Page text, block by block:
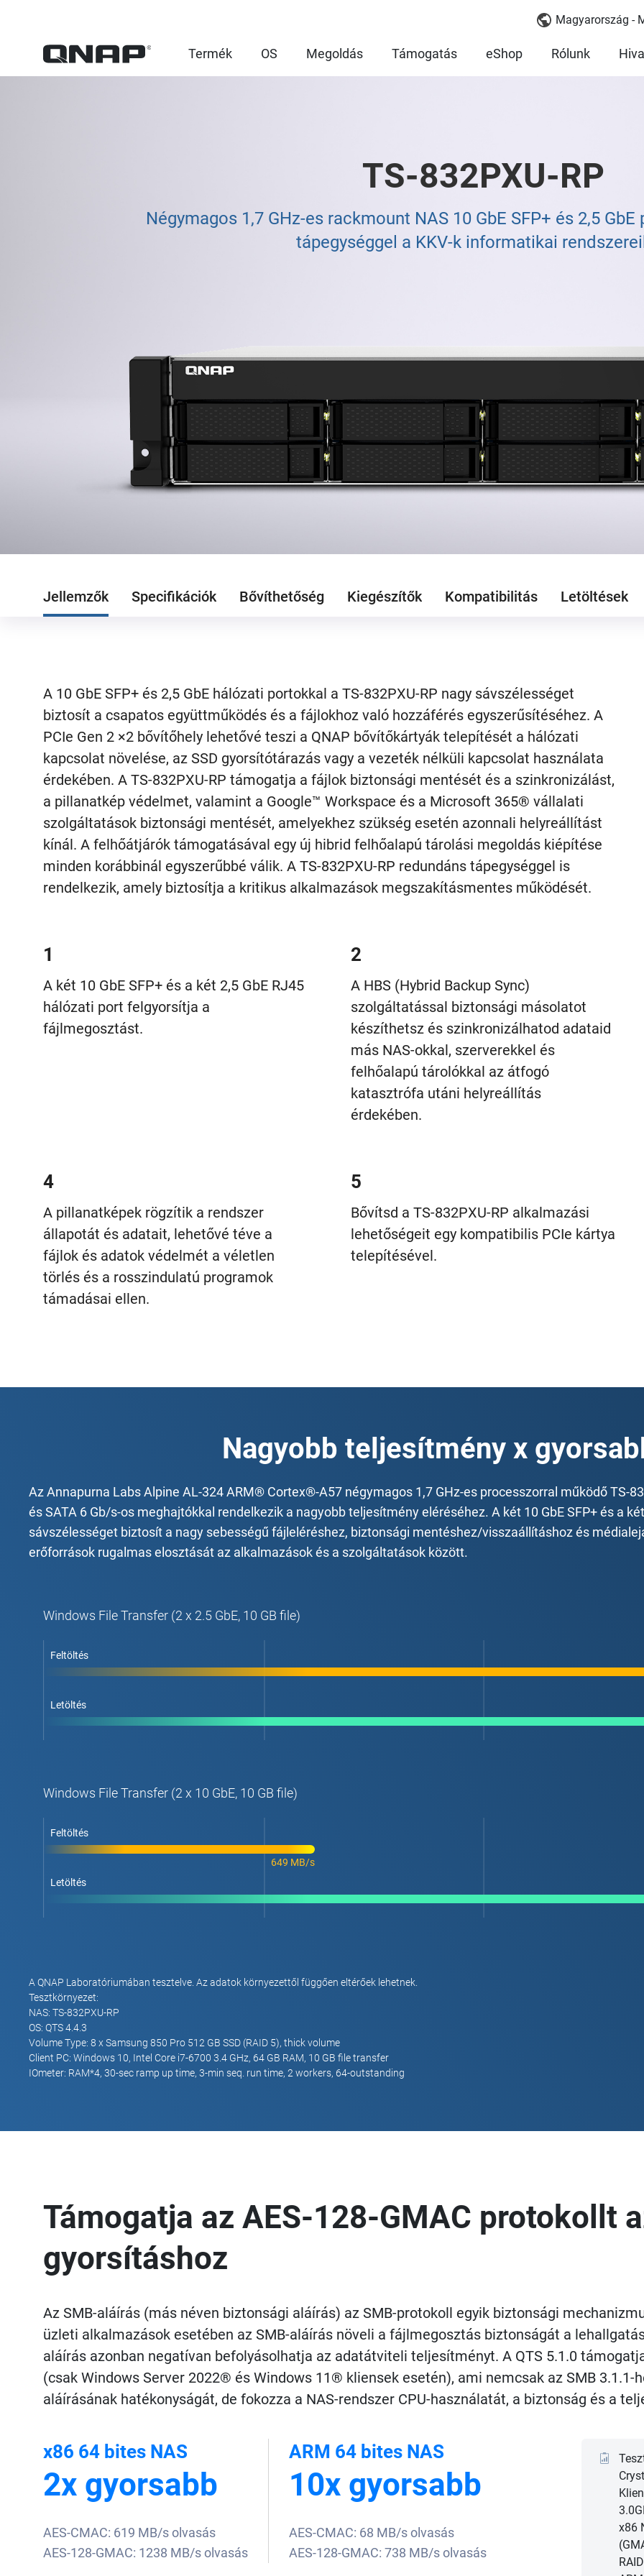
Magyarország -
Termék OS Megoldás Támogatás eShop Rólunk
TS-832PXU-RP
Négymagos 1,7 GHz-es rackmount NAS 10 GbE SFP+ és 2,5
tápegységgel a KKV-k informatikai
Jellemzők Specifikációk Bővíthetőség Kiegészítők Kompatibilitás Letöltések
A 10 GbE SFP+ és 2,5 GbE hálózati portokkal a TS-832PXU-RP nagy sávszélességet
biztosít a csapatos együttműködés és a fájlokhoz való hozzáférés egyszerűsítéséhez. A
PCIe Gen 2 ×2 bővítőhely lehetővé teszi a QNAP bővítőkártyák telepítését a hálózati
kapcsolat növelése, az SSD gyorsítótárazás vagy a vezeték nélküli kapcsolat használata
érdekében. A TS-832PXU-RP támogatja a fájlok biztonsági mentését és a szinkronizálást,
a pillanatkép védelmet, valamint a Google™ Workspace és a Microsoft 365® vállalati
szolgáltatások biztonsági mentését, amelyekhez szükség esetén azonnali helyreállítást
kínál. A felhőátjárók támogatásával egy új hibrid felhőalapú tárolási megoldás kiépítése
minden korábbinál egyszerűbbé válik. A TS-832PXU-RP redundáns tápegységgel is
rendelkezik, amely biztosítja a kritikus alkalmazások megszakításmentes működését.
1
A két 10 GbE SFP+ és a két 2,5 GbE RJ45
hálózati port felgyorsítja a
fájlmegosztást.
2
A HBS (Hybrid Backup Sync)
szolgáltatással biztonsági másolatot
készíthetsz és szinkronizálhatod adataid
más NAS-okkal, szerverekkel és
felhőalapú tárolókkal az átfogó
katasztrófa utáni helyreállítás
érdekében.
4
A pillanatképek rögzítik a rendszer
állapotát és adatait, lehetővé téve a
fájlok és adatok védelmét a véletlen
törlés és a rosszindulatú programok
támadásai ellen.
5
Bővítsd a TS-832PXU-RP alkalmazási
lehetőségeit egy kompatibilis PCIe kártya
telepítésével.
Nagyobb teljesítmény x
Az Annapurna Labs Alpine AL-324 ARM® Cortex®-A57 négymagos 1,7 GHz-es processzorral működő TS-
és SATA 6 Gb/s-os meghajtókkal rendelkezik a nagyobb teljesítmény eléréséhez. A két 10 GbE SFP+ és a
sávszélességet biztosít a nagy sebességű fájleléréshez, biztonsági mentéshez/visszaállításhoz és
erőforrások rugalmas elosztását az alkalmazások és a szolgáltatások között.
Windows File Transfer (2 x 2.5 GbE, 10 GB file)
Feltöltés
Letöltés
Windows File Transfer (2 x 10 GbE, 10 GB file)
Feltöltés
649 MB/s
Letöltés
A QNAP Laboratóriumában tesztelve. Az adatok környezettől függően eltérőek lehetnek.
Tesztkörnyezet:
NAS: TS-832PXU-RP
OS: QTS 4.4.3
Volume Type: 8 x Samsung 850 Pro 512 GB SSD (RAID 5), thick volume
Client PC: Windows 10, Intel Core i7-6700 3.4 GHz, 64 GB RAM, 10 GB file transfer
IOmeter: RAM*4, 30-sec ramp up time, 3-min seq. run time, 2 workers, 64-outstanding
Támogatja az AES-128-GMAC protokollt
gyorsításhoz
Az SMB-aláírás (más néven biztonsági aláírás) az SMB-protokoll egyik biztonsági
üzleti alkalmazások esetében az SMB-aláírás növeli a fájlmegosztás biztonságát a
aláírás azonban negatívan befolyásolhatja az adatátviteli teljesítményt. A QTS 5.1.0
(csak Windows Server 2022® és Windows 11® kliensek esetén), ami nemcsak az SMB
aláírásának hatékonyságát, de fokozza a NAS-rendszer CPU-használatát, a biztonság és a
x86 64 bites NAS
2x gyorsabb
AES-CMAC: 619 MB/s olvasás
AES-128-GMAC: 1238 MB/s olvasás
ARM 64 bites NAS
10x gyorsabb
AES-CMAC: 68 MB/s olvasás
AES-128-GMAC: 738 MB/s olvasás
x86